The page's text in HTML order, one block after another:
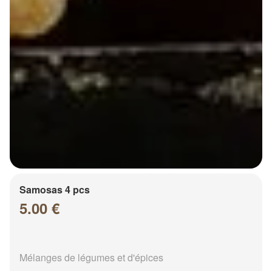
Samosas 4 pcs
5.00 €
Mélanges de légumes et d'épices